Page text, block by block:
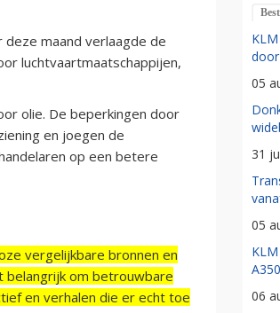
maand verlaagde de
luchtvaartmaatschappijen,
olie. De beperkingen door
en joegen de
op een betere
vergelijkbare bronnen en
belangrijk om betrouwbare
en verhalen die er echt toe
05
31
05
06